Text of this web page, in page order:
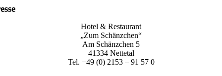
Hotel & Restaurant
„Zum Schänzchen“
Am Schänzchen 5
41334 Nettetal
Tel. +49 (0) 2153 – 91 57 0